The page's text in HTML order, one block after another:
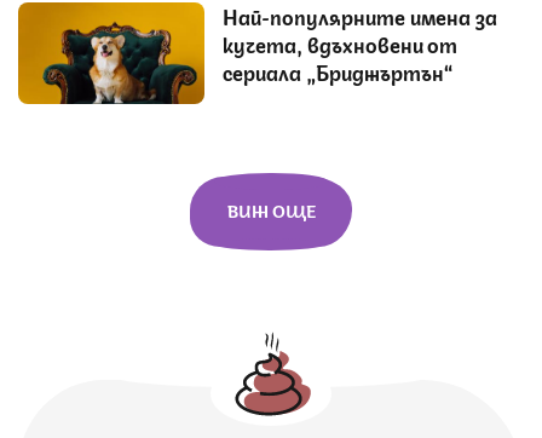
Най-популярните имена за
кучета, вдъхновени от
сериала „Бриджъртън“
ВИЖ ОЩЕ